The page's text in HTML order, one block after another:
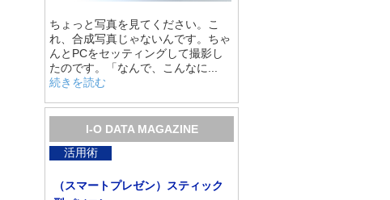
ちょっと写真を見てください。こ
れ、合成写真じゃないんです。ちゃ
んとPCをセッティングして撮影し
たのです。「なんで、こんなに...
続きを読む
I-O DATA MAGAZINE
活用術
（スマートプレゼン）スティック